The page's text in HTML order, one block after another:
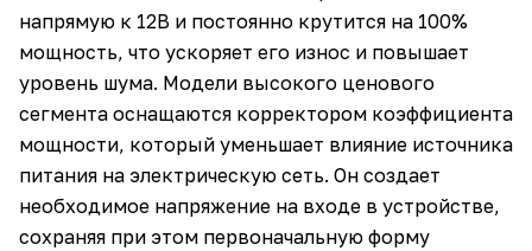
напрямую к 12В и постоянно крутится на 100%
мощность, что ускоряет его износ и повышает
уровень шума. Модели высокого ценового
сегмента оснащаются корректором коэффициента
мощности, который уменьшает влияние источника
питания на электрическую сеть. Он создает
необходимое напряжение на входе в устройстве,
сохраняя при этом первоначальную форму